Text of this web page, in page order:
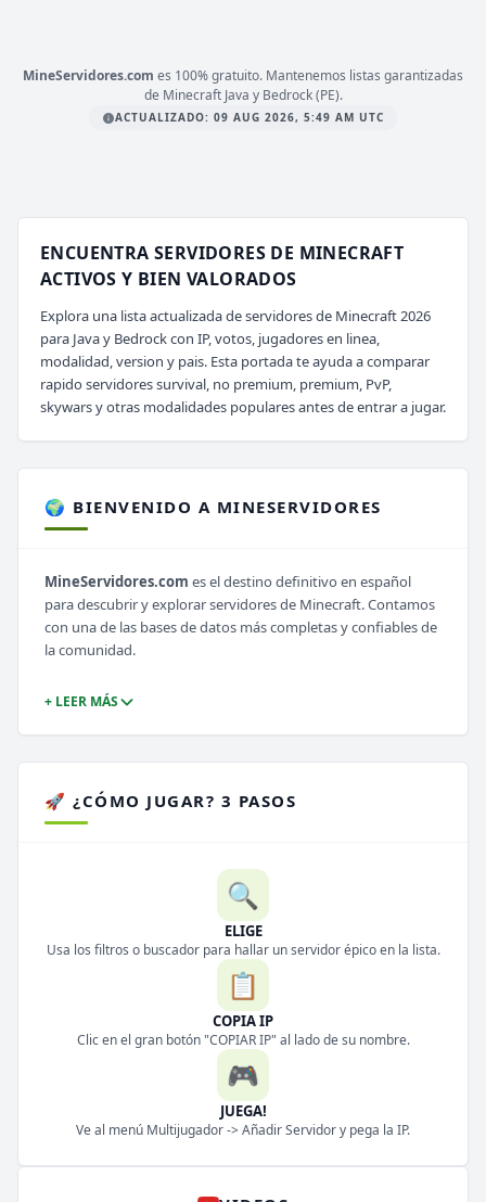
MineServidores.com es 100% gratuito. Mantenemos listas garantizadas
de Minecraft Java y Bedrock (PE).
ACTUALIZADO: 09 AUG 2026, 5:49 AM UTC
ENCUENTRA SERVIDORES DE MINECRAFT
ACTIVOS Y BIEN VALORADOS
Explora una lista actualizada de servidores de Minecraft 2026
para Java y Bedrock con IP, votos, jugadores en linea,
modalidad, version y pais. Esta portada te ayuda a comparar
rapido servidores survival, no premium, premium, PvP,
skywars y otras modalidades populares antes de entrar a jugar.
🌍 BIENVENIDO A MINESERVIDORES
MineServidores.com es el destino definitivo en español
para descubrir y explorar servidores de Minecraft. Contamos
con una de las bases de datos más completas y confiables de
la comunidad.
+ LEER MÁS
🚀 ¿CÓMO JUGAR? 3 PASOS
🔍
ELIGE
Usa los filtros o buscador para hallar un servidor épico en la lista.
📋
COPIA IP
Clic en el gran botón "COPIAR IP" al lado de su nombre.
🎮
JUEGA!
Ve al menú Multijugador -> Añadir Servidor y pega la IP.